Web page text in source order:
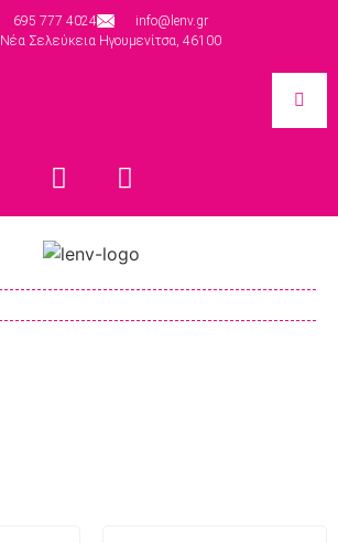
695 777 4024
info@lenv.gr
Νέα Σελεύκεια Ηγουμενίτσα, 46100